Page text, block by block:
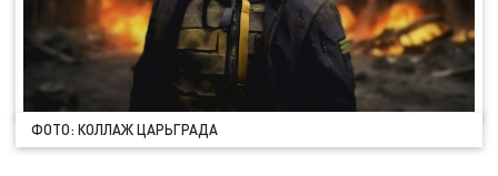
ФОТО: КОЛЛАЖ ЦАРЬГРАДА